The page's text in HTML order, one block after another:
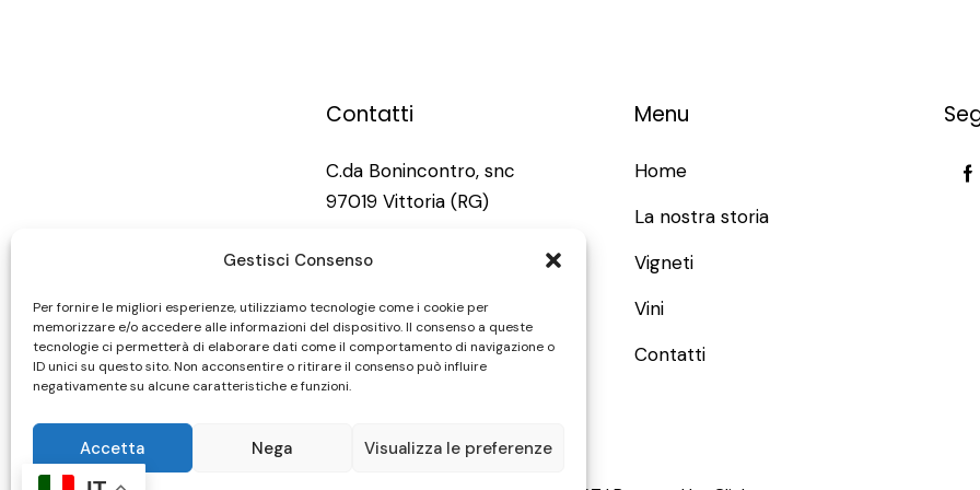
Gestisci Consenso
Per fornire le migliori esperienze, utilizziamo tecnologie come i cookie per
memorizzare e/o accedere alle informazioni del dispositivo. Il consenso a queste
tecnologie ci permetterà di elaborare dati come il comportamento di navigazione o
ID unici su questo sito. Non acconsentire o ritirare il consenso può influire
negativamente su alcune caratteristiche e funzioni.
Accetta Nega Visualizza le preferenze
Contatti
C.da Bonincontro, snc
97019 Vittoria (RG)
info@bonincontro.it
+39 0932 984 311
Menu
Home
La nostra storia
Vigneti
Vini
Contatti